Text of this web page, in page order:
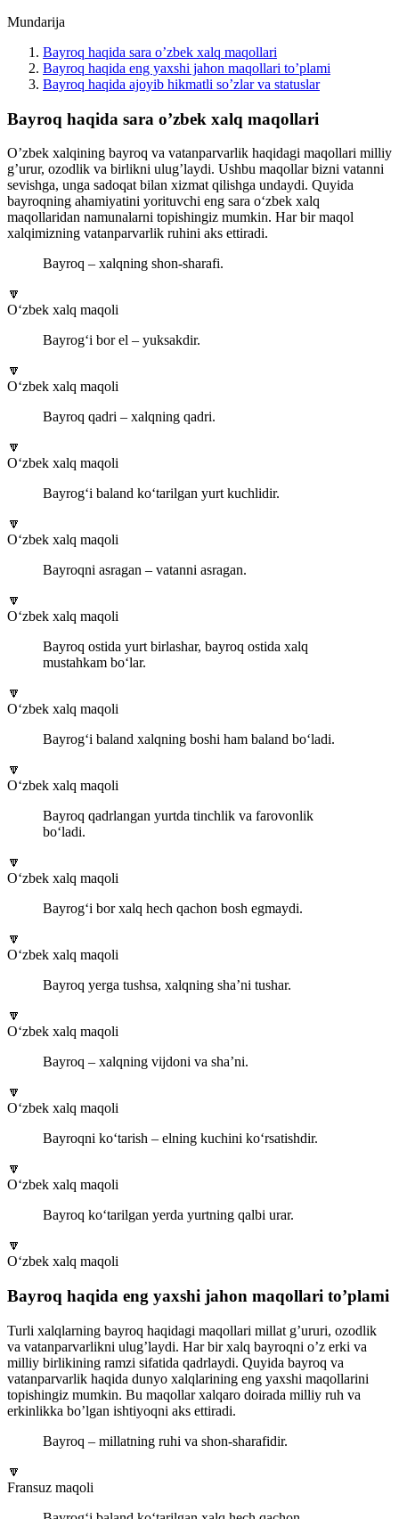
Mundarija
Bayroq haqida sara o’zbek xalq maqollari
Bayroq haqida eng yaxshi jahon maqollari to’plami
Bayroq haqida ajoyib hikmatli so’zlar va statuslar
Bayroq haqida sara o’zbek xalq maqollari
O’zbek xalqining bayroq va vatanparvarlik haqidagi maqollari milliy
g’urur, ozodlik va birlikni ulug’laydi. Ushbu maqollar bizni vatanni
sevishga, unga sadoqat bilan xizmat qilishga undaydi. Quyida
bayroqning ahamiyatini yorituvchi eng sara o‘zbek xalq
maqollaridan namunalarni topishingiz mumkin. Har bir maqol
xalqimizning vatanparvarlik ruhini aks ettiradi.
Bayroq – xalqning shon-sharafi.
🔽
O‘zbek xalq maqoli
Bayrog‘i bor el – yuksakdir.
🔽
O‘zbek xalq maqoli
Bayroq qadri – xalqning qadri.
🔽
O‘zbek xalq maqoli
Bayrog‘i baland ko‘tarilgan yurt kuchlidir.
🔽
O‘zbek xalq maqoli
Bayroqni asragan – vatanni asragan.
🔽
O‘zbek xalq maqoli
Bayroq ostida yurt birlashar, bayroq ostida xalq
mustahkam bo‘lar.
🔽
O‘zbek xalq maqoli
Bayrog‘i baland xalqning boshi ham baland bo‘ladi.
🔽
O‘zbek xalq maqoli
Bayroq qadrlangan yurtda tinchlik va farovonlik
bo‘ladi.
🔽
O‘zbek xalq maqoli
Bayrog‘i bor xalq hech qachon bosh egmaydi.
🔽
O‘zbek xalq maqoli
Bayroq yerga tushsa, xalqning sha’ni tushar.
🔽
O‘zbek xalq maqoli
Bayroq – xalqning vijdoni va sha’ni.
🔽
O‘zbek xalq maqoli
Bayroqni ko‘tarish – elning kuchini ko‘rsatishdir.
🔽
O‘zbek xalq maqoli
Bayroq ko‘tarilgan yerda yurtning qalbi urar.
🔽
O‘zbek xalq maqoli
Bayroq haqida eng yaxshi jahon maqollari to’plami
Turli xalqlarning bayroq haqidagi maqollari millat g’ururi, ozodlik
va vatanparvarlikni ulug’laydi. Har bir xalq bayroqni o’z erki va
milliy birlikining ramzi sifatida qadrlaydi. Quyida bayroq va
vatanparvarlik haqida dunyo xalqlarining eng yaxshi maqollarini
topishingiz mumkin. Bu maqollar xalqaro doirada milliy ruh va
erkinlikka bo’lgan ishtiyoqni aks ettiradi.
Bayroq – millatning ruhi va shon-sharafidir.
🔽
Fransuz maqoli